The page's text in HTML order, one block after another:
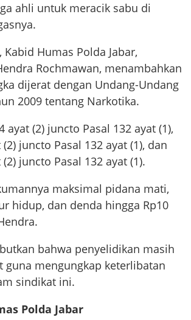
ahli untuk meracik sabu di
Humas Polda Jabar,
Rochmawan, menambahkan
dijerat dengan Undang-Undang
2009 tentang Narkotika.
ayat (2) juncto Pasal 132 ayat (1),
juncto Pasal 132 ayat (1), dan
juncto Pasal 132 ayat (1).
maksimal pidana mati,
hidup, dan denda hingga Rp10
bahwa penyelidikan masih
guna mengungkap keterlibatan
sindikat ini.
Polda Jabar